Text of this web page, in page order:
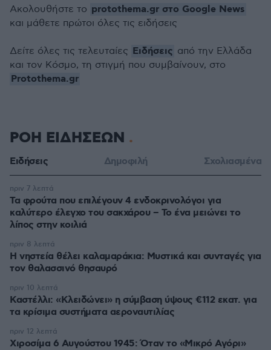
Ακολουθήστε το protothema.gr στο Google News
και μάθετε πρώτοι όλες τις ειδήσεις
Δείτε όλες τις τελευταίες Ειδήσεις από την Ελλάδα
και τον Κόσμο, τη στιγμή που συμβαίνουν, στο
Protothema.gr
ΡΟΗ ΕΙΔΗΣΕΩΝ
Ειδήσεις Δημοφιλή Σχολιασμένα
Τα φρούτα που επιλέγουν 4 ενδοκρινολόγοι για
καλύτερο έλεγχο του σακχάρου – Το ένα μειώνει το
λίπος στην κοιλιά
πριν 7 λεπτά
Η νηστεία θέλει καλαμαράκια: Μυστικά και συνταγές για
τον θαλασσινό θησαυρό
πριν 8 λεπτά
Καστέλλι: «Κλειδώνει» η σύμβαση ύψους €112 εκατ. για
τα κρίσιμα συστήματα αεροναυτιλίας
πριν 10 λεπτά
Χιροσίμα 6 Αυγούστου 1945: Όταν το «Μικρό Αγόρι»
πριν 12 λεπτά